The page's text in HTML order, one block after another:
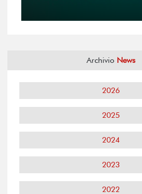
Archivio News
2026
2025
2024
2023
2022